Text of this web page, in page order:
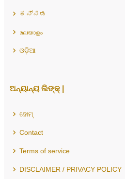
ಕನ್ನಡ
മലയാളം
ଓଡ଼ିଆ
ଅନ୍ୟାନ୍ୟ ଲିଙ୍କ୍ |
ହୋମ୍
Contact
Terms of service
DISCLAIMER / PRIVACY POLICY